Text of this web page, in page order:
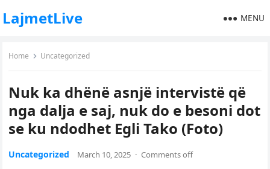
LajmetLive MENU
Home Uncategorized
Nuk ka dhënë asnjë intervistë që
nga dalja e saj, nuk do e besoni dot
se ku ndodhet Egli Tako (Foto)
Uncategorized March 10, 2025 · Comments off